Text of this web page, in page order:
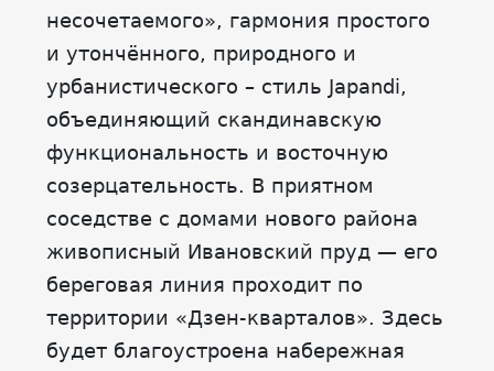
несочетаемого», гармония простого
и утончённого, природного и
урбанистического – стиль Japandi,
объединяющий скандинавскую
функциональность и восточную
созерцательность. В приятном
соседстве с домами нового района
живописный Ивановский пруд — его
береговая линия проходит по
территории «Дзен-кварталов». Здесь
будет благоустроена набережная